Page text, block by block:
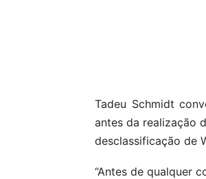
Tadeu Schmidt
antes da realização
desclassificação de
“Antes de qualquer